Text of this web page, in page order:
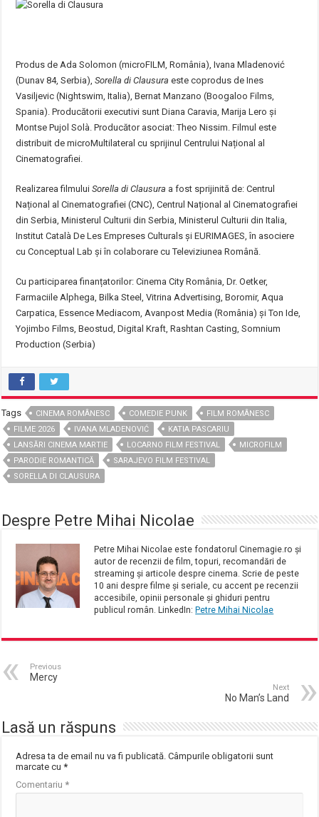
Produs de Ada Solomon (microFILM, România), Ivana Mladenović
(Dunav 84, Serbia),Sorella di Clausura este coprodus de Ines
Vasiljevic (Nightswim, Italia), Bernat Manzano (Boogaloo Films,
Spania). Producătorii executivi sunt Diana Caravia, Marija Lero și
Montse Pujol Solà. Producător asociat: Theo Nissim. Filmul este
distribuit de microMultilateral cu sprijinul Centrului Național al
Cinematografiei.
Realizarea filmuluiSorella di Clausura a fost sprijinită de: Centrul
Național al Cinematografiei (CNC), Centrul Național al Cinematografiei
din Serbia, Ministerul Culturii din Serbia, Ministerul Culturii din Italia,
Institut Català De Les Empreses Culturals și EURIMAGES, în asociere
cu Conceptual Lab și în colaborare cu Televiziunea Română.
Cu participarea finanțatorilor: Cinema City România, Dr. Oetker,
Farmaciile Alphega, Bilka Steel, Vitrina Advertising, Boromir, Aqua
Carpatica, Essence Mediacom, Avanpost Media (România) și Ton Ide,
Yojimbo Films, Beostud, Digital Kraft, Rashtan Casting, Somnium
Production (Serbia)
Tags CINEMA ROMÂNESC COMEDIE PUNK
FILM ROMÂNESC
FILME 2026
IVANA MLADENOVIĆ
KATIA PASCARIU
LANSĂRI CINEMA MARTIE
LOCARNO FILM FESTIVAL
MICROFILM
PARODIE ROMANTICĂ
SARAJEVO FILM FESTIVAL
SORELLA DI CLAUSURA
Despre Petre Mihai Nicolae
Petre Mihai Nicolae este fondatorul Cinemagie.ro și
autor de recenzii de film, topuri, recomandări de
streaming și articole despre cinema. Scrie de peste
10 ani despre filme și seriale, cu accent pe recenzii
accesibile, opinii personale și ghiduri pentru
publicul român. LinkedIn: Petre Mihai Nicolae
Previous
Mercy
Next
No Man’s Land
Lasă un răspuns
Adresa ta de email nu va fi publicată. Câmpurile obligatorii sunt
marcate cu*
Comentariu*